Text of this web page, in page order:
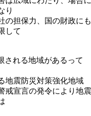
り
の担保力、国の財政に
して
される地域があるって
地震防災対策強化地域
戒宣言の発令により地